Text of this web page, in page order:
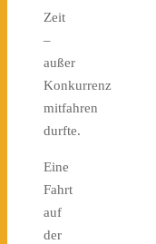
Zeit
–
außer
Konkurrenz
mitfahren
durfte.
Eine
Fahrt
auf
der